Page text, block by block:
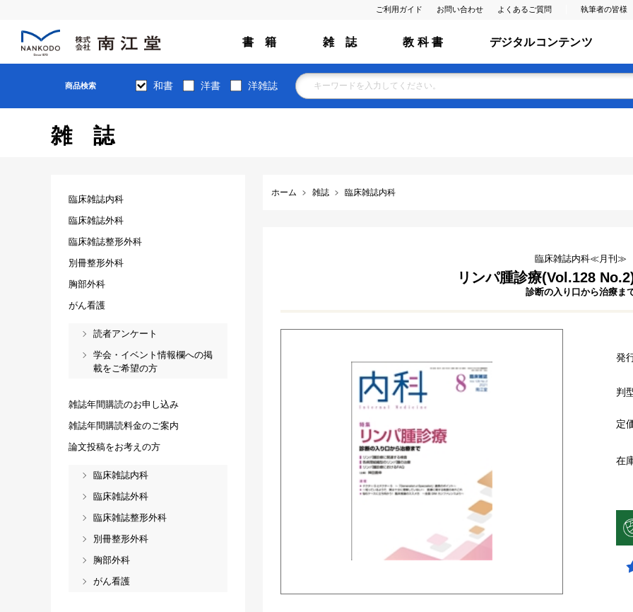
ご利用ガイド お問い合わせ よくあるご質問 執筆者の皆様
書 籍 雑 誌 教 科 書 デジタルコンテンツ
商品検索 和書 洋書 洋雑誌
雑誌
ホーム 雑誌 臨床雑誌内科
臨床雑誌内科≪月刊≫
リンパ腫診療(Vol.128
診断の入り口から治療ま
発
判
在
定
臨床雑誌内科
臨床雑誌外科
臨床雑誌整形外科
別冊整形外科
胸部外科
がん看護
読者アンケート
学会・イベント情報欄への掲
載をご希望の方
雑誌年間購読のお申し込み
雑誌年間購読料金のご案内
論文投稿をお考えの方
臨床雑誌内科
臨床雑誌外科
臨床雑誌整形外科
別冊整形外科
胸部外科
がん看護